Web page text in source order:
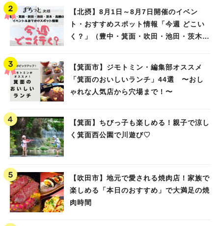
【北摂】8月1日～8月7日開催のイベン
ト・おすすめスポット情報「今週 どこい
く？」（豊中・箕面・吹田・池田・茨木・
【箕面市】ジモトミン・編集部オススメ
「箕面のおいしいランチ」44選 〜おし
ゃれな人気店から穴場まで！〜
【箕面】ちびっ子も楽しめる！親子で涼し
く箕面西公園で川遊び♡
【吹田市】地元で愛される焼肉店！家族で
楽しめる「本日のおすすめ」で大満足の焼
肉時間